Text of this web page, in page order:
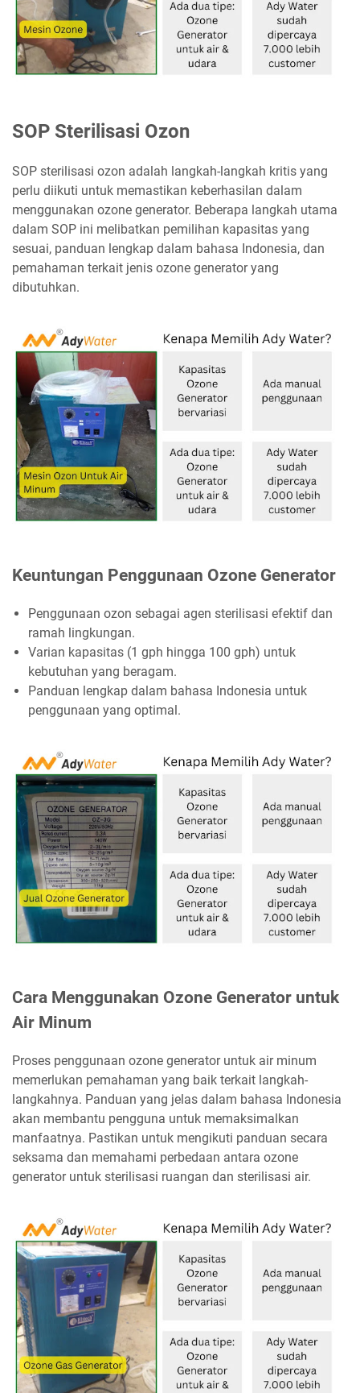
SOP Sterilisasi Ozon
SOP sterilisasi ozon adalah langkah-langkah kritis yang
perlu diikuti untuk memastikan keberhasilan dalam
menggunakan ozone generator. Beberapa langkah utama
dalam SOP ini melibatkan pemilihan kapasitas yang
sesuai, panduan lengkap dalam bahasa Indonesia, dan
pemahaman terkait jenis ozone generator yang
dibutuhkan.
Keuntungan Penggunaan Ozone Generator
Penggunaan ozon sebagai agen sterilisasi efektif dan
ramah lingkungan.
Varian kapasitas (1 gph hingga 100 gph) untuk
kebutuhan yang beragam.
Panduan lengkap dalam bahasa Indonesia untuk
penggunaan yang optimal.
Cara Menggunakan Ozone Generator untuk
Air Minum
Proses penggunaan ozone generator untuk air minum
memerlukan pemahaman yang baik terkait langkah-
langkahnya. Panduan yang jelas dalam bahasa Indonesia
akan membantu pengguna untuk memaksimalkan
manfaatnya. Pastikan untuk mengikuti panduan secara
seksama dan memahami perbedaan antara ozone
generator untuk sterilisasi ruangan dan sterilisasi air.